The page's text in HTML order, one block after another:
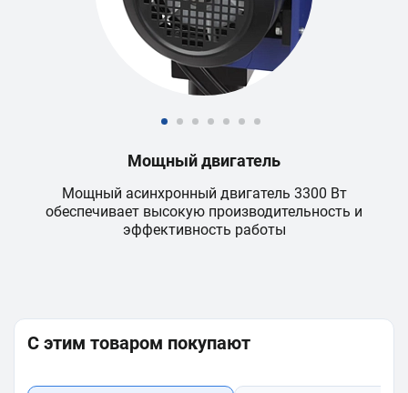
Мощный двигатель
Мощный асинхронный двигатель 3300 Вт
обеспечивает высокую производительность и
эффективность работы
С этим товаром покупают